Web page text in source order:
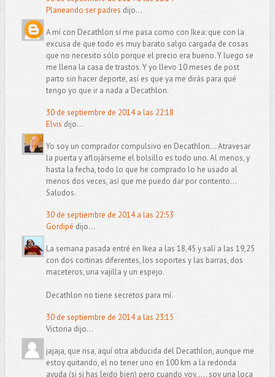
Planeando ser padres dijo...
A mí con Decathlon sí me pasa como con Ikea: que con la
excusa de que todo es muy barato salgo cargada de cosas
que no necesito sólo porque el precio era bueno. Y luego se
me llena la casa de trastos. Y yo llevo 10 meses de post
parto sin hacer deporte, así es que ya me dirás para qué
tengo yo que ir a nada a Decathlon.
30 de septiembre de 2014 a las 22:18
Elvis dijo...
Yo soy un comprador compulsivo en Decathlon... Atravesar
la puerta y aflojárseme el bolsillo es todo uno. Al menos, y
hasta la fecha, todo lo que he comprado lo he usado al
menos dos veces, así que me puedo dar por contento...
Saludos.
30 de septiembre de 2014 a las 22:53
Gordipé dijo...
La semana pasada entré en Ikea a las 18,45 y salí a las 19,25
con dos cortinas diferentes, los soportes y las barras, dos
maceteros, una vajilla y un espejo.
Decathlon no tiene secretos para mí.
30 de septiembre de 2014 a las 23:15
Victoria dijo...
jajaja, que risa, aquí otra abducida del Decathlon, aunque me
estoy quitando, el no tener uno en 100 km a la redonda
ayuda (si si has leido bien) pero cuando voy..... soy una loca